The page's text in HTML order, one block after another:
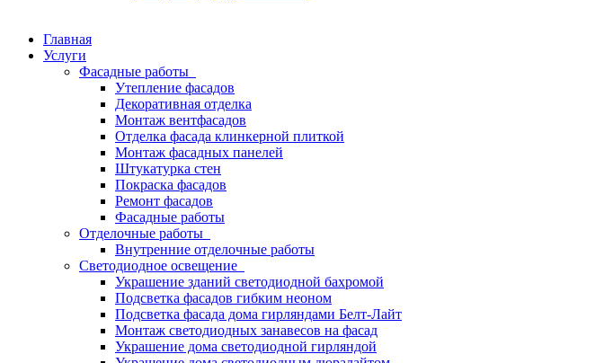
Главная
Услуги
Фасадные работы
Утепление фасадов
Декоративная отделка
Монтаж вентфасадов
Отделка фасада клинкерной плиткой
Монтаж фасадных панелей
Штукатурка стен
Покраска фасадов
Ремонт фасадов
Фасадные работы
Отделочные работы
Внутренние отделочные работы
Светодиодное освещение
Украшение зданий светодиодной бахромой
Подсветка фасадов гибким неоном
Подсветка фасада дома гирляндами Белт-Лайт
Монтаж светодиодных занавесов на фасад
Украшение дома светодиодной гирляндой